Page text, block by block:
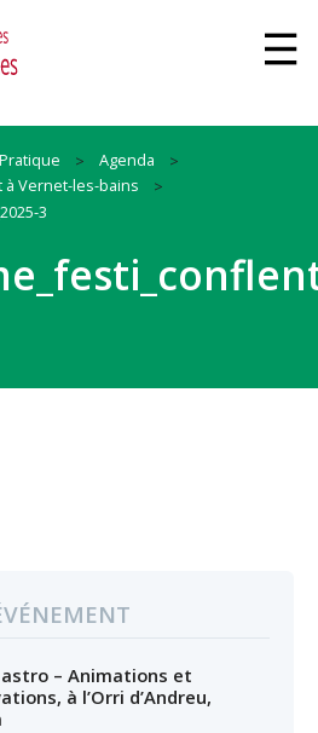
Pratique
Agenda
à Vernet-les-bains
3
astro – Animations et
à l’Orri d’Andreu,